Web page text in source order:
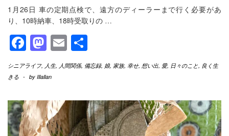
1月26日 車の定期点検で、遠方のディーラーまで行く必要があ
り、10時納車、18時受取りの …
Facebook
Mastodon
Email
有
シニアライフ, 人生, 人間関係, 備忘録, 娘, 家族, 幸せ, 想い出, 愛, 日々のこと, 良く生
きる - by Illallan